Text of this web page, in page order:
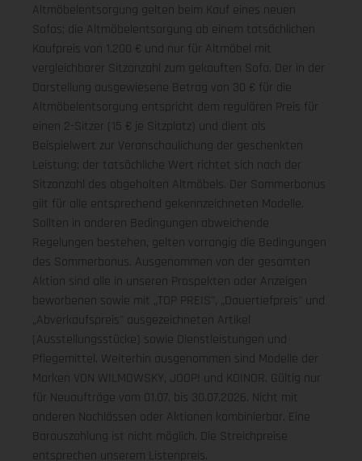
Altmöbelentsorgung gelten beim Kauf eines neuen
Sofas; die Altmöbelentsorgung ab einem tatsächlichen
Kaufpreis von 1.200 € und nur für Altmöbel mit
vergleichbarer Sitzanzahl zum gekauften Sofa. Der in der
Darstellung ausgewiesene Betrag von 30 € für die
Altmöbelentsorgung entspricht dem regulären Preis für
einen 2-Sitzer (15 € je Sitzplatz) und dient als
Beispielwert zur Veranschaulichung der geschenkten
Leistung; der tatsächliche Wert richtet sich nach der
Sitzanzahl des abgeholten Altmöbels. Der Sommerbonus
gilt für alle entsprechend gekennzeichneten Modelle.
Sollten in anderen Bedingungen abweichende
Regelungen bestehen, gelten vorrangig die Bedingungen
des Sommerbonus. Ausgenommen von der gesamten
Aktion sind alle in unseren Prospekten oder Anzeigen
beworbenen sowie mit „TOP PREIS", „Dauertiefpreis" und
„Abverkaufspreis" ausgezeichneten Artikel
(Ausstellungsstücke) sowie Dienstleistungen und
Pflegemittel. Weiterhin ausgenommen sind Modelle der
Marken VON WILMOWSKY, JOOP! und KOINOR. Gültig nur
für Neuaufträge vom 01.07. bis 30.07.2026. Nicht mit
anderen Nachlässen oder Aktionen kombinierbar. Eine
Barauszahlung ist nicht möglich. Die Streichpreise
entsprechen unserem Listenpreis.